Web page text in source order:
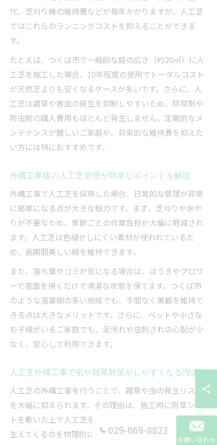
代、芝刈り機の維持費などが毎年かかりますが、人工芝
ではこれらのランニングコストを抑えることができま
す。
たとえば、つくば市で一般的な庭の広さ（約20㎡）に人
工芝を施工した場合、10年程度の使用でトータルコスト
が天然芝よりも安くなるケースが多いです。さらに、人
工芝は雑草や害虫の発生を抑制しやすいため、除草剤や
防虫剤の購入費用もほとんど発生しません。定期的なメ
ンテナンスが難しいご家庭や、将来的な維持費を抑えた
い方には特におすすめです。
外構工事後の人工芝管理が簡単なポイントを解説
外構工事で人工芝を採用した場合、日常的な管理が非常
に簡単になる点が大きな魅力です。まず、芝刈りや水や
りが不要なため、季節ごとの作業負担が大幅に軽減され
ます。人工芝は色褪せしにくい素材が使われているた
め、長期間美しい緑を維持できます。
また、落ち葉やゴミが気になる場合は、ほうきやブロワ
ーで表面を掃くだけで清潔な状態を保てます。つくば市
のような落葉樹の多い地域でも、手間なく美観を維持で
きる点は大きなメリットです。さらに、ペットや小さな
お子様がいるご家庭でも、泥汚れや虫刺されの心配が少
なく、安心して利用できます。
人工芝外構工事で虫や雑草対策がしやすくなる理由
人工芝の外構工事を行うことで、雑草や虫の発生リスク
を大幅に抑えられます。その理由は、施工時に防草シー
トを敷いた上で人工芝を設置するため、土壌から雑草が
生えてくるのを物理的に防げるからです。これにより、
029-869-8823
お問い合わせ